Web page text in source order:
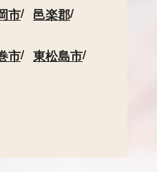
市 邑楽郡
市
東松島市